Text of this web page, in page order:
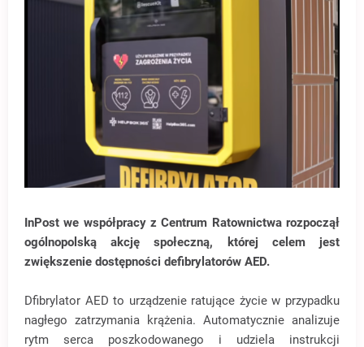
InPost we współpracy z Centrum Ratownictwa rozpoczął
ogólnopolską akcję społeczną, której celem jest
zwiększenie dostępności defibrylatorów AED.
Dfibrylator AED to urządzenie ratujące życie w przypadku
nagłego zatrzymania krążenia. Automatycznie analizuje
rytm serca poszkodowanego i udziela instrukcji